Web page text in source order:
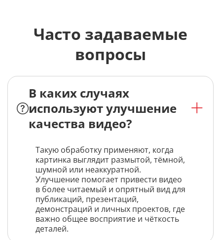
Часто задаваемые
вопросы
В каких случаях
используют улучшение
качества видео?
Такую обработку применяют, когда
картинка выглядит размытой, тёмной,
шумной или неаккуратной.
Улучшение помогает привести видео
в более читаемый и опрятный вид для
публикаций, презентаций,
демонстраций и личных проектов, где
важно общее восприятие и чёткость
деталей.